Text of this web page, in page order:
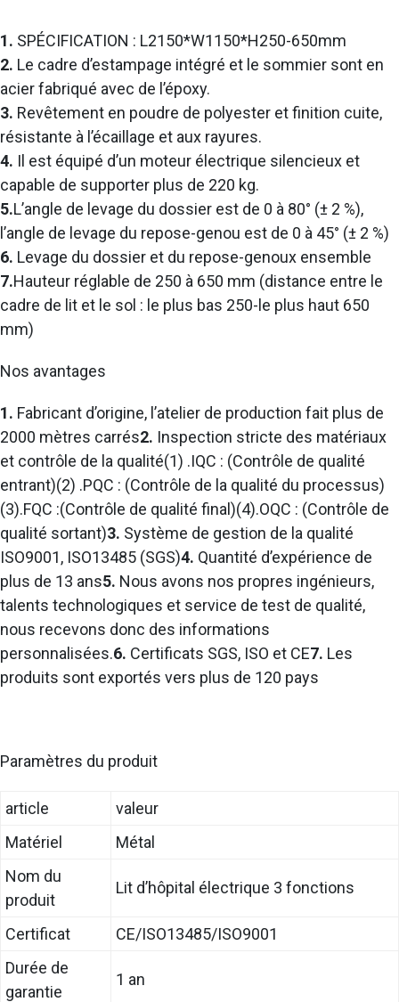
1. SPÉCIFICATION : L2150*W1150*H250-650mm
2. Le cadre d’estampage intégré et le sommier sont en
acier fabriqué avec de l’époxy.
3. Revêtement en poudre de polyester et finition cuite,
résistante à l’écaillage et aux rayures.
4. Il est équipé d’un moteur électrique silencieux et
capable de supporter plus de 220 kg.
5.L’angle de levage du dossier est de 0 à 80° (± 2 %),
l’angle de levage du repose-genou est de 0 à 45° (± 2 %)
6. Levage du dossier et du repose-genoux ensemble
7.Hauteur réglable de 250 à 650 mm (distance entre le
cadre de lit et le sol : le plus bas 250-le plus haut 650
mm)
Nos avantages
1. Fabricant d’origine, l’atelier de production fait plus de
2000 mètres carrés2. Inspection stricte des matériaux
et contrôle de la qualité(1) .IQC : (Contrôle de qualité
entrant)(2) .PQC : (Contrôle de la qualité du processus)
(3).FQC :(Contrôle de qualité final)(4).OQC : (Contrôle de
qualité sortant)3. Système de gestion de la qualité
ISO9001, ISO13485 (SGS)4. Quantité d’expérience de
plus de 13 ans5. Nous avons nos propres ingénieurs,
talents technologiques et service de test de qualité,
nous recevons donc des informations
personnalisées.6. Certificats SGS, ISO et CE7. Les
produits sont exportés vers plus de 120 pays
Paramètres du produit
article
valeur
Matériel
Métal
Nom du
produit
Lit d’hôpital électrique 3 fonctions
Certificat
CE/ISO13485/ISO9001
Durée de
garantie
1 an